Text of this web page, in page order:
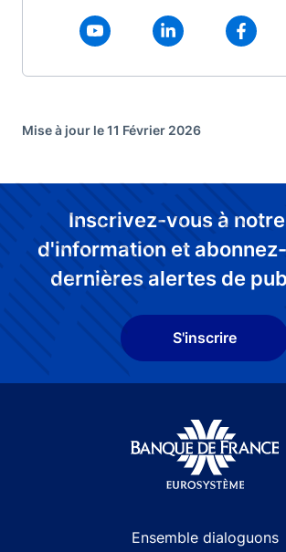
Mise à jour le 11 Février 2026
Inscrivez-vous à
d'information et
dernières alertes de
S'inscrire
Ensemble dialoguons